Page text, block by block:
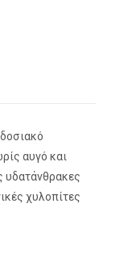
αυγό και
υδατάνθρακες
χυλοπίτες